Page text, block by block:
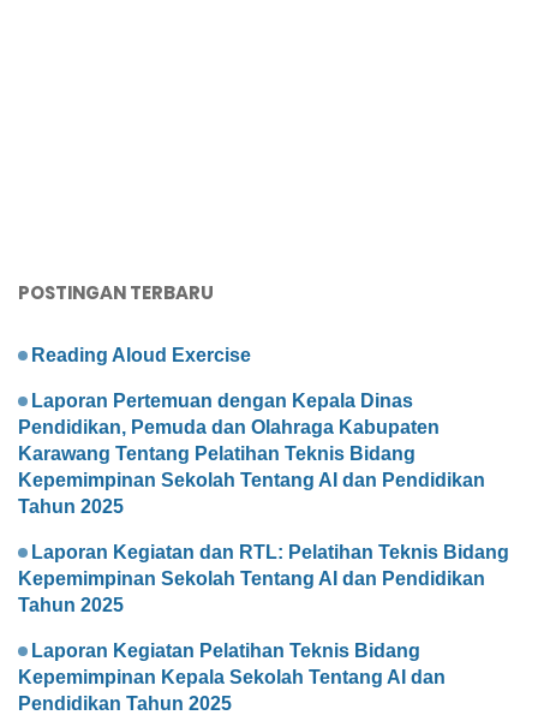
POSTINGAN TERBARU
Reading Aloud Exercise
Laporan Pertemuan dengan Kepala Dinas
Pendidikan, Pemuda dan Olahraga Kabupaten
Karawang Tentang Pelatihan Teknis Bidang
Kepemimpinan Sekolah Tentang AI dan Pendidikan
Tahun 2025
Laporan Kegiatan dan RTL: Pelatihan Teknis Bidang
Kepemimpinan Sekolah Tentang AI dan Pendidikan
Tahun 2025
Laporan Kegiatan Pelatihan Teknis Bidang
Kepemimpinan Kepala Sekolah Tentang AI dan
Pendidikan Tahun 2025